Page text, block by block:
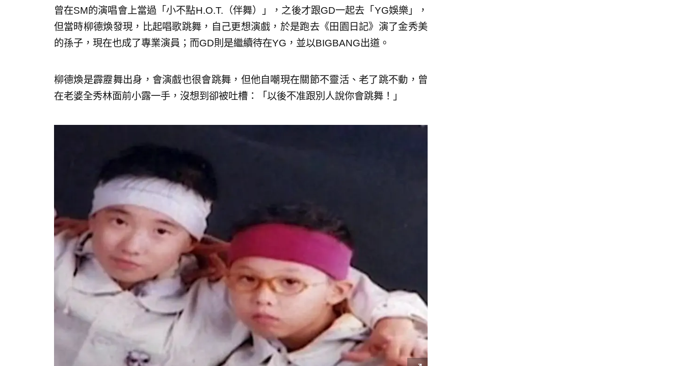
曾在SM的演唱會上當過「小不點H.O.T.（伴舞）」，之後才跟GD一起去「YG娛樂」，
但當時柳德煥發現，比起唱歌跳舞，自己更想演戲，於是跑去《田園日記》演了金秀美
的孫子，現在也成了專業演員；而GD則是繼續待在YG，並以BIGBANG出道。
柳德煥是霹靂舞出身，會演戲也很會跳舞，但他自嘲現在關節不靈活、老了跳不動，曾
在老婆全秀林面前小露一手，沒想到卻被吐槽：「以後不准跟別人說你會跳舞！」